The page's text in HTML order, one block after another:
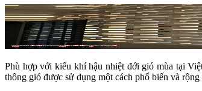
Phù hợp với kiểu khí hậu nhiệt đới gió mùa tại
thông gió được sử dụng một cách phổ biến và